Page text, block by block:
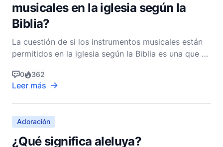
musicales en la iglesia según la
Biblia?
La cuestión de si los instrumentos musicales están
permitidos en la iglesia según la Biblia es una que ha
Para abordar adecuadamente esta pregunta, es
esencial explorar los textos bíblicos, los contextos
históricos y las interpretaciones teológicas.
0 362
Leer más
Adoración
¿Qué significa aleluya?